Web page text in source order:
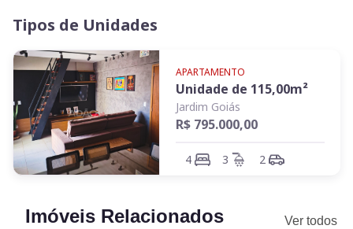
Tipos de Unidades
APARTAMENTO
Unidade de 115,00m²
Jardim Goiás
R$ 795.000,00
4 3 2
Imóveis Relacionados Ver todos